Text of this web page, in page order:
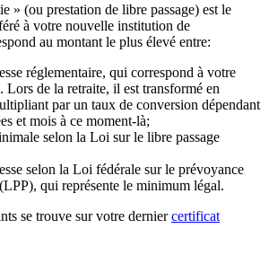
» (ou prestation de libre passage) est le
à votre nouvelle institution de
au montant le plus élevé entre:
réglementaire, qui correspond à votre
Lors de la retraite, il est transformé en
par un taux de conversion dépendant
et mois à ce moment-là;
selon la Loi sur le libre passage
selon la Loi fédérale sur le prévoyance
qui représente le minimum légal.
se trouve sur votre derniercertificat